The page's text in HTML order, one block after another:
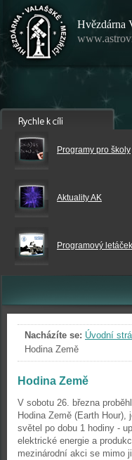
Hvězdárna
Programy pro školy
Aktuality AK
Programový letáček
Nacházíte se: Úvodní
Hodina Země
Hodina Země
V sobotu 26. března
Hodina Země (Earth
světel po dobu 1 hodiny -
elektrické energie a
mezinárodní akci se mimo